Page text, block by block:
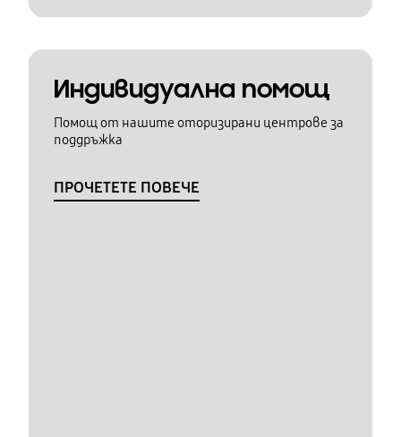
Индивидуална помощ
Помощ от нашите оторизирани центрове за
поддръжка
ПРОЧЕТЕТЕ ПОВЕЧЕ